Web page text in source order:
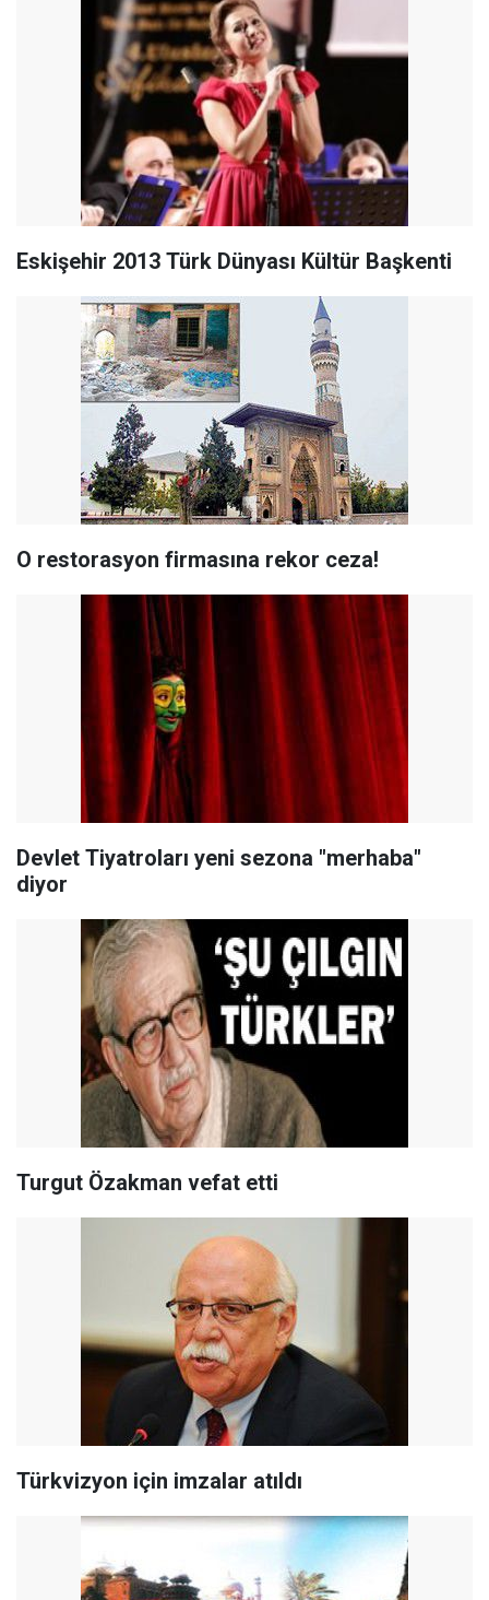
Eskişehir 2013 Türk Dünyası Kültür Başkenti
O restorasyon firmasına rekor ceza!
Devlet Tiyatroları yeni sezona "merhaba"
diyor
Turgut Özakman vefat etti
Türkvizyon için imzalar atıldı